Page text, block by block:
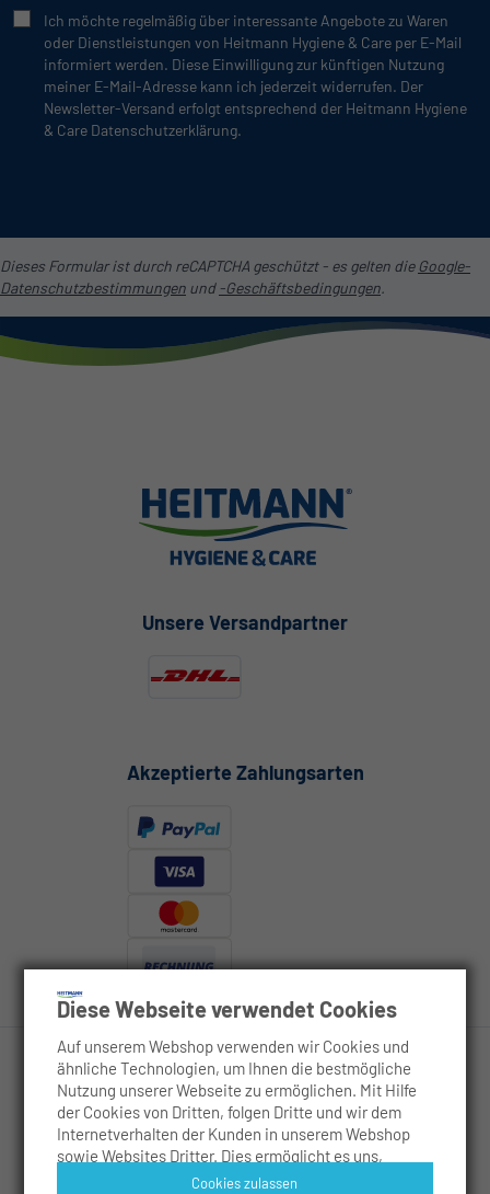
Diese Webseite verwendet Cookies
Auf unserem Webshop verwenden wir Cookies und
ähnliche Technologien, um Ihnen die bestmögliche
Nutzung unserer Webseite zu ermöglichen. Mit Hilfe
der Cookies von Dritten, folgen Dritte und wir dem
Internetverhalten der Kunden in unserem Webshop
sowie Websites Dritter. Dies ermöglicht es uns,
Inhalte zu personalisieren, Werbeanzeigen
Cookies zulassen
Ich möchte regelmäßig über interessante Angebote zu Waren
oder Dienstleistungen von Heitmann Hygiene & Care per E-Mail
informiert werden. Diese Einwilligung zur künftigen Nutzung
meiner E-Mail-Adresse kann ich jederzeit widerrufen. Der
Newsletter-Versand erfolgt entsprechend der Heitmann Hygiene
& Care Datenschutzerklärung.
Dieses Formular ist durch reCAPTCHA geschützt - es gelten die Google-
Datenschutzbestimmungen und -Geschäftsbedingungen.
Unsere Versandpartner
Akzeptierte Zahlungsarten
Rechtliches
Service